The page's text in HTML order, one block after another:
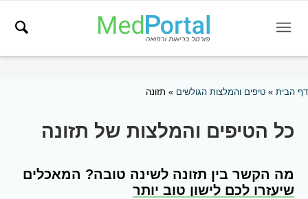
דף הבית » טיפים והמלצות הגולשים » תזונה
כל הטיפים והמלצות של תזונה
מה הקשר בין תזונה לשינה טובה? המאכלים
שיעזרו לכם לישון טוב יותר